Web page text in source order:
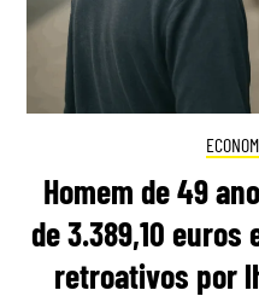
Homem de 49
de 3.389,10 euros
retroativos por